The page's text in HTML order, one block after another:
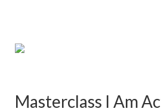
Masterclass I Am